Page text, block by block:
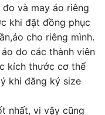
và may áo riêng
khi đặt đồng phục
cho riêng mình.
do các thành viên
kích thước cơ thể
khi đăng ký size
nhất, vi vậy cũng